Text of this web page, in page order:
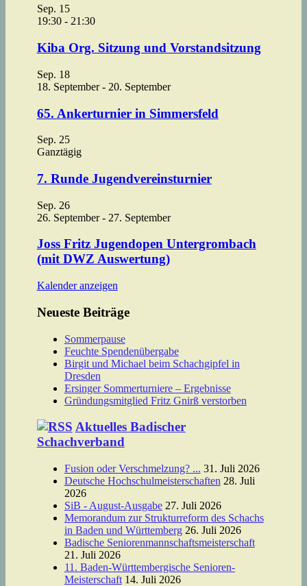
Sep. 15
19:30- 21:30
Kiba Org. Sitzung und Vorstandsitzung
Sep. 18
18. September- 20. September
65. Ankerturnier in Simmersfeld
Sep. 25
Ganztägig
7. Runde Jugendvereinsturnier
Sep. 26
26. September- 27. September
Joss Fritz Jugendopen Untergrombach
(mit DWZ Auswertung)
Kalender anzeigen
Neueste Beiträge
Sommerpause
Feuchte Spendenübergabe
Birgit und Michael beim Schachgipfel in
Dresden
Ersinger Sommerturniere – Ergebnisse
Gründungsmitglied Fritz Gnirß verstorben
Aktuelles Badischer
Schachverband
Fusion oder Verschmelzung? ... 31. Juli 2026
Deutsche Hochschulmeisterschaften 28. Juli
2026
SiB - August-Ausgabe 27. Juli 2026
Memorandum zur Strukturreform des Schachs
in Baden und Württemberg 26. Juli 2026
Badische Seniorenmannschaftsmeisterschaft
21. Juli 2026
11. Baden-Württembergische Senioren-
Meisterschaft 14. Juli 2026